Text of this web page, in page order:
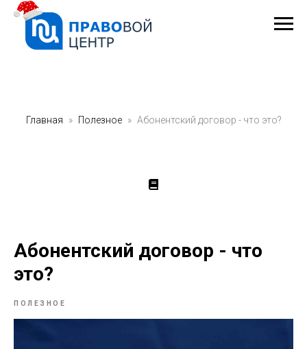
Главная Полезное Абонентский договор - что это?
Абонентский договор - что
это?
ПОЛЕЗНОЕ